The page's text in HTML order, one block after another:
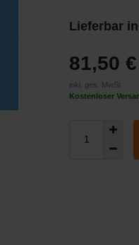
Lieferbar
81,50 €
inkl. ges. MwSt
Kostenloser